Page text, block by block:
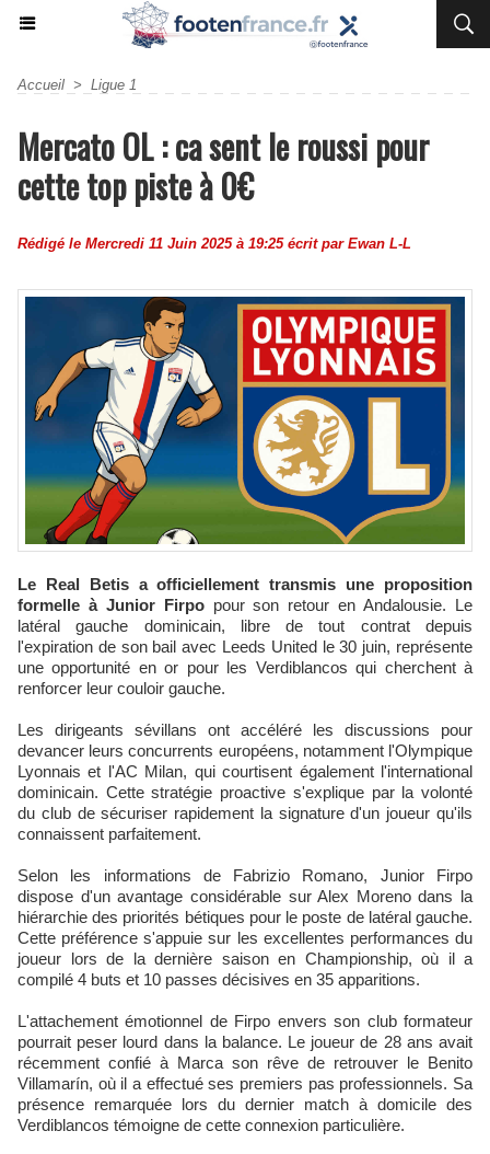
Accueil > Ligue 1
Mercato OL : ca sent le roussi pour
cette top piste à 0€
Rédigé le Mercredi 11 Juin 2025 à 19:25 écrit par Ewan L-L
Le Real Betis a officiellement transmis une proposition
formelle à Junior Firpopour son retour en Andalousie. Le
latéral gauche dominicain, libre de tout contrat depuis
l'expiration de son bail avec Leeds United le 30 juin, représente
une opportunité en or pour les Verdiblancos qui cherchent à
renforcer leur couloir gauche.
Les dirigeants sévillans ont accéléré les discussions pour
devancer leurs concurrents européens, notamment l'Olympique
Lyonnais et l'AC Milan, qui courtisent également l'international
dominicain. Cette stratégie proactive s'explique par la volonté
du club de sécuriser rapidement la signature d'un joueur qu'ils
connaissent parfaitement.
Selon les informations de Fabrizio Romano, Junior Firpo
dispose d'un avantage considérable sur Alex Moreno dans la
hiérarchie des priorités bétiques pour le poste de latéral gauche.
Cette préférence s'appuie sur les excellentes performances du
joueur lors de la dernière saison en Championship, où il a
compilé 4 buts et 10 passes décisives en 35 apparitions.
L'attachement émotionnel de Firpo envers son club formateur
pourrait peser lourd dans la balance. Le joueur de 28 ans avait
récemment confié à Marca son rêve de retrouver le Benito
Villamarín, où il a effectué ses premiers pas professionnels. Sa
présence remarquée lors du dernier match à domicile des
Verdiblancos témoigne de cette connexion particulière.